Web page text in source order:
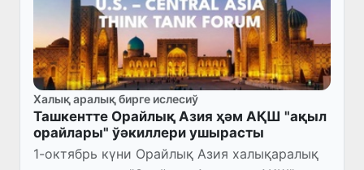
Халық аралық бирге ислесиў
Ташкентте Орайлық Азия ҳәм АҚШ "ақыл
орайлары" ўәкиллери ушырасты
1-октябрь күни Орайлық Азия халықаралық